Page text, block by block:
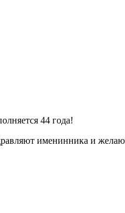
44 года!
именинника и